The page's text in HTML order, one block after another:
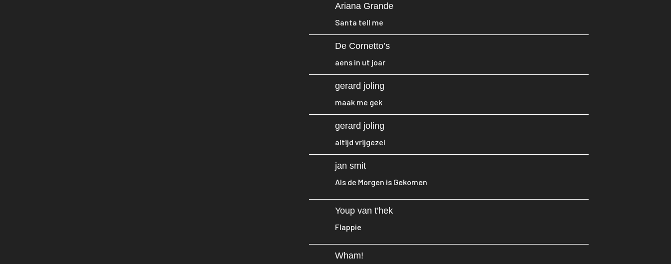
Ariana Grande
Santa tell me
De Cornetto’s
aens in ut joar
gerard joling
maak me gek
gerard joling
altijd vrijgezel
jan smit
Als de Morgen is Gekomen
Youp van t'hek
Flappie
Wham!